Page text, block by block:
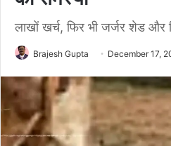
लाखों खर्च, फिर भी जर्जर शेड और
Brajesh Gupta December 17,